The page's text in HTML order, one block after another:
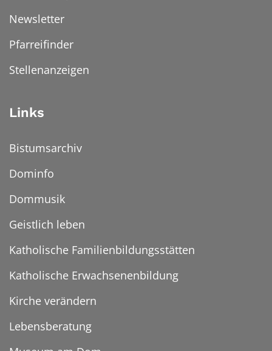
Newsletter
Pfarreifinder
Stellenanzeigen
Links
Bistumsarchiv
Dominfo
Dommusik
Geistlich leben
Katholische Familienbildungsstätten
Katholische Erwachsenenbildung
Kirche verändern
Lebensberatung